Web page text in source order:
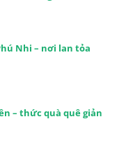
Nhi – nơi lan tỏa
– thức quà quê giản